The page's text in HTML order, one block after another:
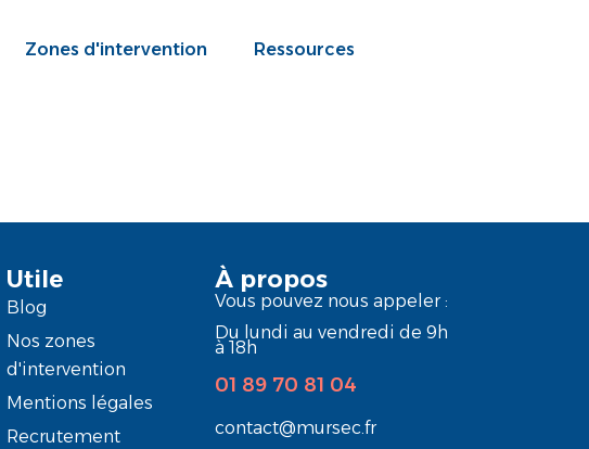
Zones d'intervention Ressources
Utile
Blog
Nos zones
d'intervention
Mentions légales
Recrutement
À propos
Vous pouvez nous appeler :
Du lundi au vendredi de 9h
à 18h
01 89 70 81 04
contact@mursec.fr